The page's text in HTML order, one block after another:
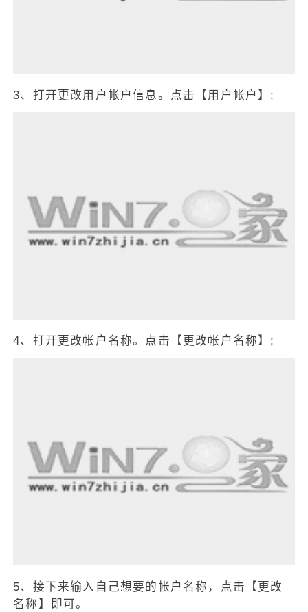
3、打开更改用户帐户信息。点击【用户帐户】;
4、打开更改帐户名称。点击【更改帐户名称】;
5、接下来输入自己想要的帐户名称，点击【更改
名称】即可。